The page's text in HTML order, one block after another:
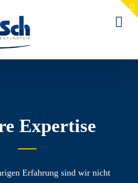
Expertise
Erfahrung sind wir nicht